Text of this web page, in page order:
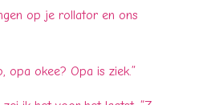
op je rollator en ons
opa okee? Opa is ziek.”